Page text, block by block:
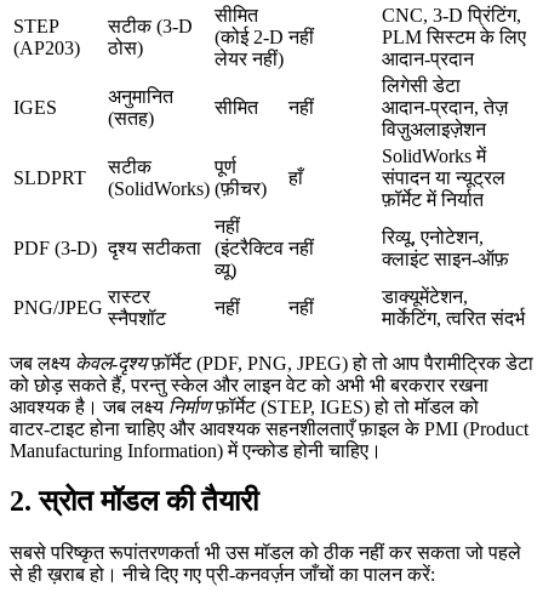
STEP
(AP203)
सटीक (3‑D
ठोस)
सीमित
(कोई 2‑D
लेयर नहीं)
नहीं
CNC, 3‑D प्रिंटिंग,
PLM सिस्टम के लिए
आदान‑प्रदान
IGES
अनुमानित
(सतह)
सीमित नहीं
लिगेसी डेटा
आदान‑प्रदान, तेज़
विज़ुअलाइज़ेशन
SLDPRT
सटीक
(SolidWorks)
पूर्ण
(फ़ीचर)
हाँ
SolidWorks में
संपादन या न्यूट्रल
फ़ॉर्मेट में निर्यात
PDF (3‑D) दृश्य सटीकता
नहीं
(इंटरैक्टिव
व्यू)
नहीं
रिव्यू, एनोटेशन,
क्लाइंट साइन‑ऑफ़
PNG/JPEG
रास्टर
स्नैपशॉट
नहीं नहीं
डाक्यूमेंटेशन,
मार्केटिंग, त्वरित संदर्भ
जब लक्ष्य केवल‑दृश्यफ़ॉर्मेट (PDF, PNG, JPEG) हो तो आप पैरामीट्रिक डेटा
को छोड़ सकते हैं, परन्तु स्केल और लाइन वेट को अभी भी बरकरार रखना
आवश्यक है। जब लक्ष्य निर्माणफ़ॉर्मेट (STEP, IGES) हो तो मॉडल को
वाटर‑टाइट होना चाहिए और आवश्यक सहनशीलताएँ फ़ाइल के PMI (Product
Manufacturing Information) में एन्कोड होनी चाहिए।
2. स्रोत मॉडल की तैयारी
सबसे परिष्कृत रूपांतरणकर्ता भी उस मॉडल को ठीक नहीं कर सकता जो पहले
से ही ख़राब हो। नीचे दिए गए प्री‑कनवर्ज़न जाँचों का पालन करें: